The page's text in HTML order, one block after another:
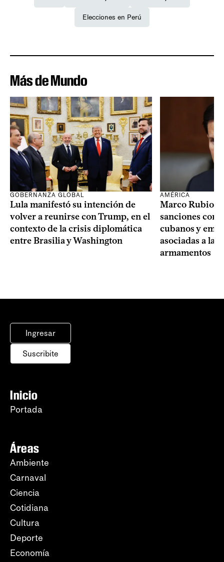
Elecciones en Perú
Más de Mundo
GOBERNANZA GLOBAL
Lula manifestó su intención de
volver a reunirse con Trump, en el
contexto de la crisis diplomática
entre Brasilia y Washington
AMÉRICA
Marco Rubio
sanciones
cubanos y
asociadas a la
armamentos
Ingresar
Suscribite
Inicio
Portada
Áreas
Ambiente
Carnaval
Ciencia
Cotidiana
Cultura
Deporte
Economía